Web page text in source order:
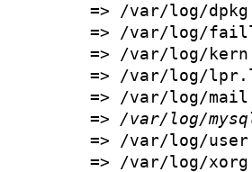
=> /var/log/
=> /var/log/faillog
=> /var/log/
=> /var/log/
=> /var/log/
=> /var/log/
=> /var/log/
=> /var/log/